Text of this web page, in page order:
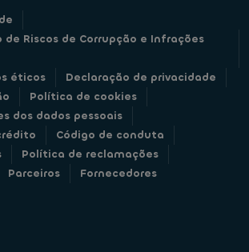
de Riscos de Corrupção e Infrações
éticos
Declaração de privacidade
Política de cookies
dos dados pessoais
Código de conduta
Política de reclamações
Parceiros Fornecedores